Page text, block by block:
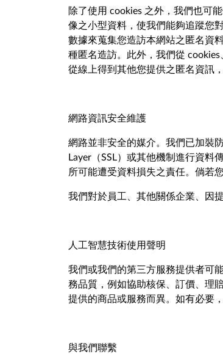
除了使用 cookies 之外，我們也可
像之小型資料，使我們能夠追蹤您
數據來蒐集您造訪本網站之匿名資
種匿名造訪。此外，我們從
從線上得到其他您提供之匿名資訊
網路資訊安全維護
網路並非安全的媒介。我們已加裝
Layer（SSL）或其他機制進行資
所可能遭受資料損失之責任。倘若
我們對於員工、其他關係企業、因
人工智慧技術使用聲明
我們或我們的第三方服務提供者可
務品質，例如協助核保、訂價、理
提供的商品或服務而異。如有必要
與我們聯繫